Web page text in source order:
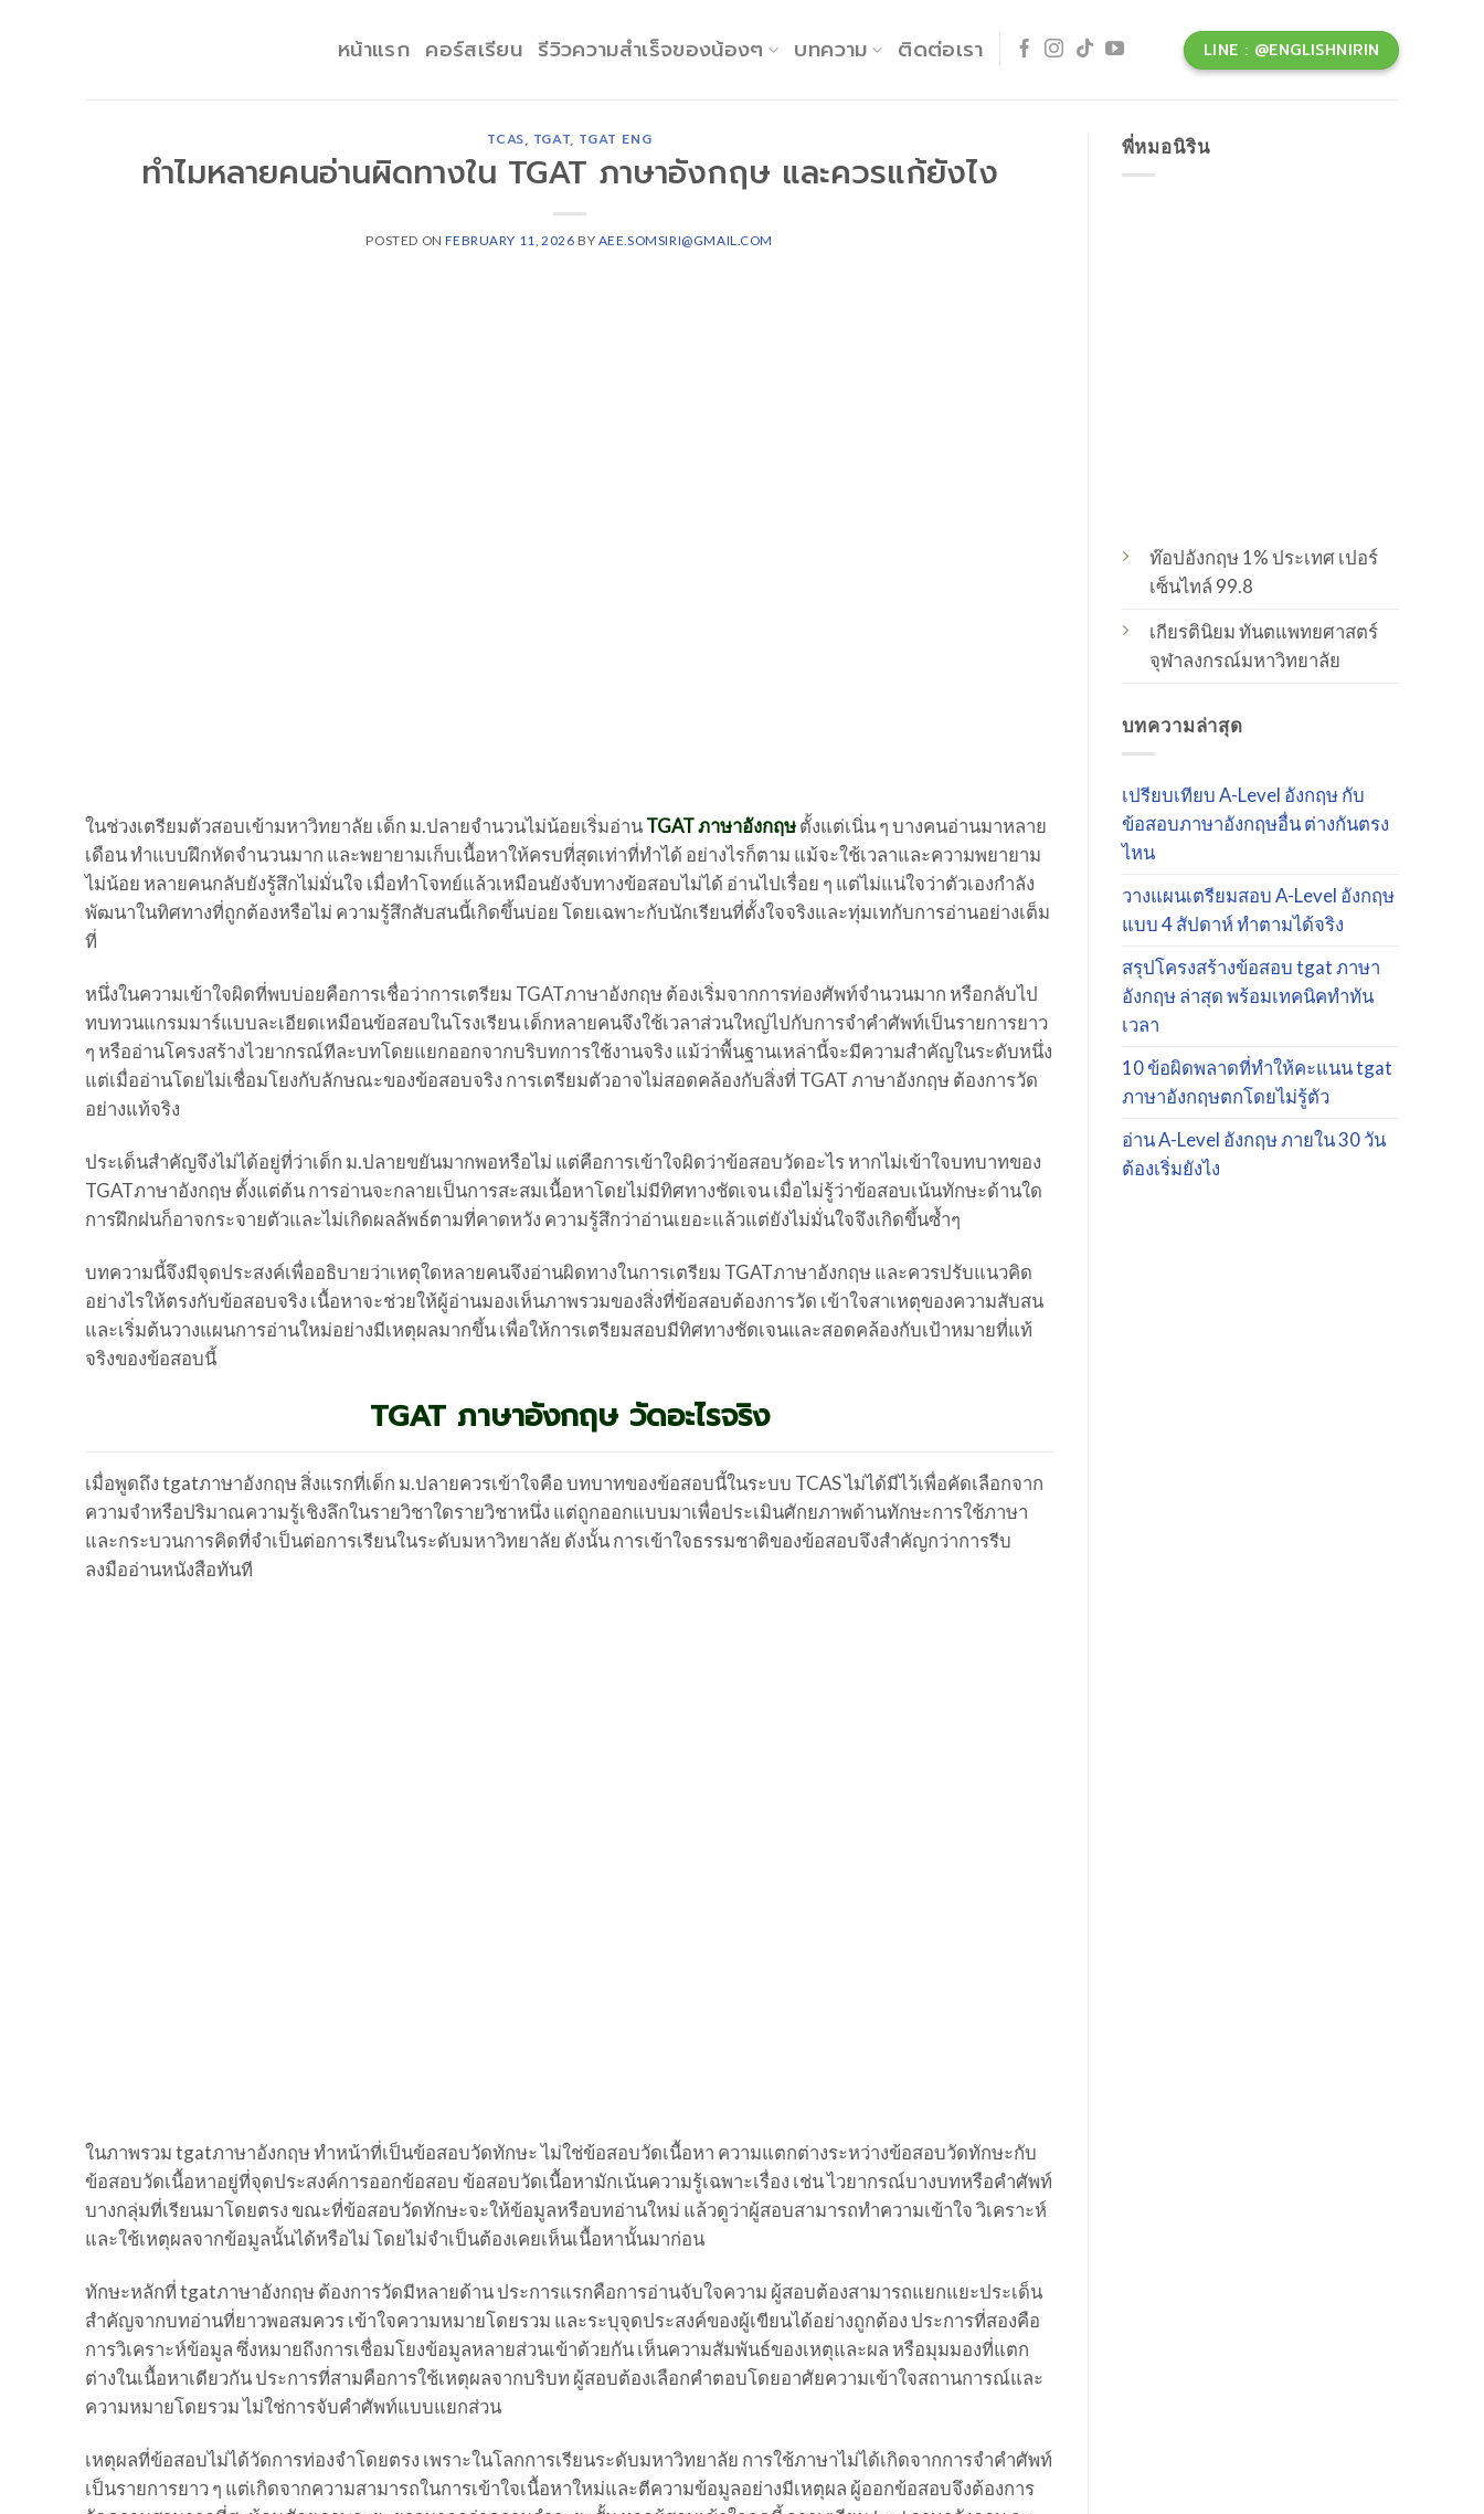
หน้าแรก คอร์สเรียน รีวิวความสำเร็จของน้องๆ บทความ ติดต่อเรา LINE : @ENGLISHNIRIN
TCAS, TGAT, TGAT ENG
ทำไมหลายคนอ่านผิดทางใน TGAT ภาษาอังกฤษ และควรแก้ยังไง
POSTED ONFEBRUARY 11, 2026 BY AEE.SOMSIRI@GMAIL.COM
ในช่วงเตรียมตัวสอบเข้ามหาวิทยาลัย เด็ก ม.ปลายจำนวนไม่น้อยเริ่มอ่านTGAT ภาษาอังกฤษตั้งแต่เนิ่น ๆ บางคนอ่านมาหลาย
เดือน ทำแบบฝึกหัดจำนวนมาก และพยายามเก็บเนื้อหาให้ครบที่สุดเท่าที่ทำได้ อย่างไรก็ตาม แม้จะใช้เวลาและความพยายาม
ไม่น้อย หลายคนกลับยังรู้สึกไม่มั่นใจ เมื่อทำโจทย์แล้วเหมือนยังจับทางข้อสอบไม่ได้ อ่านไปเรื่อย ๆ แต่ไม่แน่ใจว่าตัวเองกำลัง
พัฒนาในทิศทางที่ถูกต้องหรือไม่ ความรู้สึกสับสนนี้เกิดขึ้นบ่อย โดยเฉพาะกับนักเรียนที่ตั้งใจจริงและทุ่มเทกับการอ่านอย่างเต็ม
ที่
หนึ่งในความเข้าใจผิดที่พบบ่อยคือการเชื่อว่าการเตรียม TGATภาษาอังกฤษ ต้องเริ่มจากการท่องศัพท์จำนวนมาก หรือกลับไป
ทบทวนแกรมมาร์แบบละเอียดเหมือนข้อสอบในโรงเรียน เด็กหลายคนจึงใช้เวลาส่วนใหญ่ไปกับการจำคำศัพท์เป็นรายการยาว
ๆ หรืออ่านโครงสร้างไวยากรณ์ทีละบทโดยแยกออกจากบริบทการใช้งานจริง แม้ว่าพื้นฐานเหล่านี้จะมีความสำคัญในระดับหนึ่ง
แต่เมื่ออ่านโดยไม่เชื่อมโยงกับลักษณะของข้อสอบจริง การเตรียมตัวอาจไม่สอดคล้องกับสิ่งที่ TGAT ภาษาอังกฤษ ต้องการวัด
อย่างแท้จริง
ประเด็นสำคัญจึงไม่ได้อยู่ที่ว่าเด็ก ม.ปลายขยันมากพอหรือไม่ แต่คือการเข้าใจผิดว่าข้อสอบวัดอะไร หากไม่เข้าใจบทบาทของ
TGATภาษาอังกฤษ ตั้งแต่ต้น การอ่านจะกลายเป็นการสะสมเนื้อหาโดยไม่มีทิศทางชัดเจน เมื่อไม่รู้ว่าข้อสอบเน้นทักษะด้านใด
การฝึกฝนก็อาจกระจายตัวและไม่เกิดผลลัพธ์ตามที่คาดหวัง ความรู้สึกว่าอ่านเยอะแล้วแต่ยังไม่มั่นใจจึงเกิดขึ้นซ้ำๆ
บทความนี้จึงมีจุดประสงค์เพื่ออธิบายว่าเหตุใดหลายคนจึงอ่านผิดทางในการเตรียม TGATภาษาอังกฤษ และควรปรับแนวคิด
อย่างไรให้ตรงกับข้อสอบจริง เนื้อหาจะช่วยให้ผู้อ่านมองเห็นภาพรวมของสิ่งที่ข้อสอบต้องการวัด เข้าใจสาเหตุของความสับสน
และเริ่มต้นวางแผนการอ่านใหม่อย่างมีเหตุผลมากขึ้น เพื่อให้การเตรียมสอบมีทิศทางชัดเจนและสอดคล้องกับเป้าหมายที่แท้
จริงของข้อสอบนี้
TGAT ภาษาอังกฤษ วัดอะไรจริง
เมื่อพูดถึง tgatภาษาอังกฤษ สิ่งแรกที่เด็ก ม.ปลายควรเข้าใจคือ บทบาทของข้อสอบนี้ในระบบ TCAS ไม่ได้มีไว้เพื่อคัดเลือกจาก
ความจำหรือปริมาณความรู้เชิงลึกในรายวิชาใดรายวิชาหนึ่ง แต่ถูกออกแบบมาเพื่อประเมินศักยภาพด้านทักษะการใช้ภาษา
และกระบวนการคิดที่จำเป็นต่อการเรียนในระดับมหาวิทยาลัย ดังนั้น การเข้าใจธรรมชาติของข้อสอบจึงสำคัญกว่าการรีบ
ลงมืออ่านหนังสือทันที
ในภาพรวม tgatภาษาอังกฤษ ทำหน้าที่เป็นข้อสอบวัดทักษะ ไม่ใช่ข้อสอบวัดเนื้อหา ความแตกต่างระหว่างข้อสอบวัดทักษะกับ
ข้อสอบวัดเนื้อหาอยู่ที่จุดประสงค์การออกข้อสอบ ข้อสอบวัดเนื้อหามักเน้นความรู้เฉพาะเรื่อง เช่น ไวยากรณ์บางบทหรือคำศัพท์
บางกลุ่มที่เรียนมาโดยตรง ขณะที่ข้อสอบวัดทักษะจะให้ข้อมูลหรือบทอ่านใหม่ แล้วดูว่าผู้สอบสามารถทำความเข้าใจ วิเคราะห์
และใช้เหตุผลจากข้อมูลนั้นได้หรือไม่ โดยไม่จำเป็นต้องเคยเห็นเนื้อหานั้นมาก่อน
ทักษะหลักที่ tgatภาษาอังกฤษ ต้องการวัดมีหลายด้าน ประการแรกคือการอ่านจับใจความ ผู้สอบต้องสามารถแยกแยะประเด็น
สำคัญจากบทอ่านที่ยาวพอสมควร เข้าใจความหมายโดยรวม และระบุจุดประสงค์ของผู้เขียนได้อย่างถูกต้อง ประการที่สองคือ
การวิเคราะห์ข้อมูล ซึ่งหมายถึงการเชื่อมโยงข้อมูลหลายส่วนเข้าด้วยกัน เห็นความสัมพันธ์ของเหตุและผล หรือมุมมองที่แตก
ต่างในเนื้อหาเดียวกัน ประการที่สามคือการใช้เหตุผลจากบริบท ผู้สอบต้องเลือกคำตอบโดยอาศัยความเข้าใจสถานการณ์และ
ความหมายโดยรวม ไม่ใช่การจับคำศัพท์แบบแยกส่วน
เหตุผลที่ข้อสอบไม่ได้วัดการท่องจำโดยตรง เพราะในโลกการเรียนระดับมหาวิทยาลัย การใช้ภาษาไม่ได้เกิดจากการจำคำศัพท์
เป็นรายการยาว ๆ แต่เกิดจากความสามารถในการเข้าใจเนื้อหาใหม่และตีความข้อมูลอย่างมีเหตุผล ผู้ออกข้อสอบจึงต้องการ
พี่หมอนิริน
ท๊อปอังกฤษ 1% ประเทศ เปอร์
เซ็นไทล์ 99.8
เกียรตินิยม ทันตแพทยศาสตร์
จุฬาลงกรณ์มหาวิทยาลัย
บทความล่าสุด
เปรียบเทียบ A-Level อังกฤษ กับ
ข้อสอบภาษาอังกฤษอื่น ต่างกันตรง
ไหน
วางแผนเตรียมสอบ A-Level อังกฤษ
แบบ 4 สัปดาห์ ทำตามได้จริง
สรุปโครงสร้างข้อสอบ tgat ภาษา
อังกฤษ ล่าสุด พร้อมเทคนิคทำทัน
เวลา
10 ข้อผิดพลาดที่ทำให้คะแนน tgat
ภาษาอังกฤษตกโดยไม่รู้ตัว
อ่าน A-Level อังกฤษ ภายใน 30 วัน
ต้องเริ่มยังไง